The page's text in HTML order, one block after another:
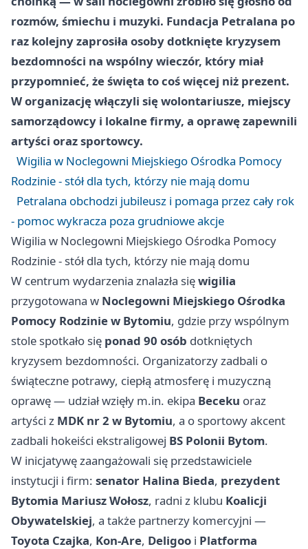
rozmów, śmiechu i muzyki. Fundacja Petralana po
raz kolejny zaprosiła osoby dotknięte kryzysem
bezdomności na wspólny wieczór, który miał
przypomnieć, że święta to coś więcej niż prezent.
W organizację włączyli się wolontariusze, miejscy
samorządowcy i lokalne firmy, a oprawę zapewnili
artyści oraz sportowcy.
Wigilia w Noclegowni Miejskiego Ośrodka Pomocy
Rodzinie - stół dla tych, którzy nie mają domu
Petralana obchodzi jubileusz i pomaga przez cały rok
- pomoc wykracza poza grudniowe akcje
Wigilia w Noclegowni Miejskiego Ośrodka Pomocy
Rodzinie - stół dla tych, którzy nie mają domu
W centrum wydarzenia znalazła sięwigilia
przygotowana w Noclegowni Miejskiego Ośrodka
Pomocy Rodzinie w Bytomiu, gdzie przy wspólnym
stole spotkało się ponad 90 osób dotkniętych
kryzysem bezdomności. Organizatorzy zadbali o
świąteczne potrawy, ciepłą atmosferę i muzyczną
oprawę — udział wzięły m.in. ekipa Beceku oraz
artyści z MDK nr 2 w Bytomiu, a o sportowy akcent
zadbali hokeiści ekstraligowej BS Polonii Bytom.
W inicjatywę zaangażowali się przedstawiciele
instytucji i firm: senator Halina Bieda, prezydent
Bytomia Mariusz Wołosz, radni z klubu Koalicji
Obywatelskiej, a także partnerzy komercyjni —
Toyota Czajka, Kon-Are, Deligoo i Platforma